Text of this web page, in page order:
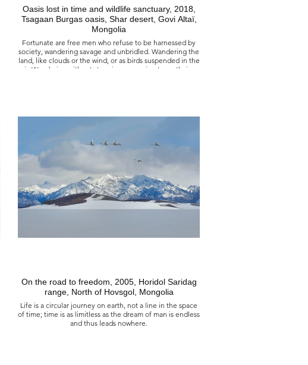
Oasis lost in time and wildlife sanctuary, 2018,
Tsagaan Burgas oasis, Shar desert, Govi Altaï,
Mongolia
Fortunate are free men who refuse to be harnessed by
society, wandering savage and unbridled. Wandering the
land, like clouds or the wind, or as birds suspended in the
air. Wandering without stopping or coming to earth, in a
sauvage, 2018
Oasis de Tsagaan Burgas, désert du Shar, Govi Altaï,
Heureux les hommes libres refusant le dressage des
sociétés, s'allant sans licol et sauvages, tels les nuages,
les vents, en parcourant la terre, ou comme des oiseaux
en suspension dans l'air, sans jamais s'arrêter, ni jamais
redescendre, de ce monde dont chacun des humains
mais qu'hélas le réel toujours cruel achève car il se vit sur
蒙古 戈壁阿爾泰 沙爾沙漠 查乾布爾加斯綠洲
幸運的是，那些拒絕被社會馴服的自由人，像野蠻且狂野
的徘徊者一樣。漫遊於大地之上，如同雲彩或風，或像在
空中懸停的鳥兒。徘徊而不停歇，不降落在地上，在這個
每個人都希望遊歷的世界，因為它沒有障礙，沒有邊界。
On the road to freedom, 2005, Horidol Saridag
range, North of Hovsgol, Mongolia
Life is a circular journey on earth, not a line in the space
of time; time is as limitless as the dream of man is endless
and thus leads nowhere.